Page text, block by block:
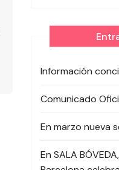
Información
Comunicado
En marzo nueva
En SALA